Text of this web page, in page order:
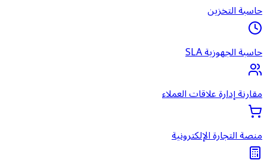
حاسبة التخزين
حاسبة الجهوزية SLA
مقارنة إدارة علاقات العملاء
منصة التجارة الإلكترونية